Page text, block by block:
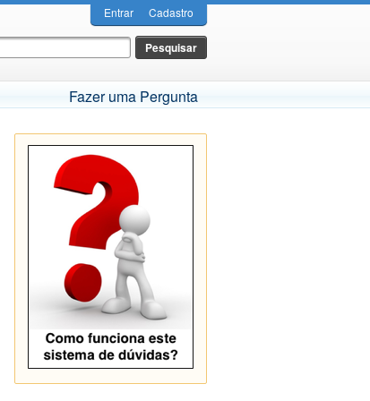
Entrar Cadastro
Fazer uma Pergunta